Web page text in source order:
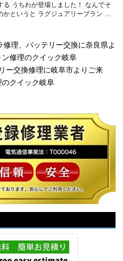
る うちわが登場しました！ なんでそ
かというと ラグジュアリーブラン …
修理、バッテリー交換に奈良県よ
修理のクイック岐阜
ー交換修理に岐阜市よりご来
クイック岐阜